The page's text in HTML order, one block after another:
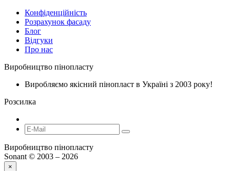
Конфіденційність
Розрахунок фасаду
Блог
Відгуки
Про нас
Виробництво пінопласту
Виробляємо якісний пінопласт в Україні з 2003 року!
Розсилка
Виробництво пінопласту
Sonant © 2003 – 2026
×